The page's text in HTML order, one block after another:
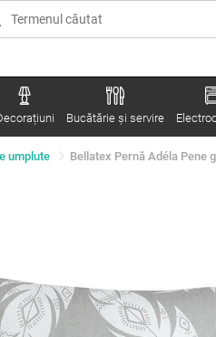
Bucătărie și servire
umplute Bellatex Pernă Adéla Pene